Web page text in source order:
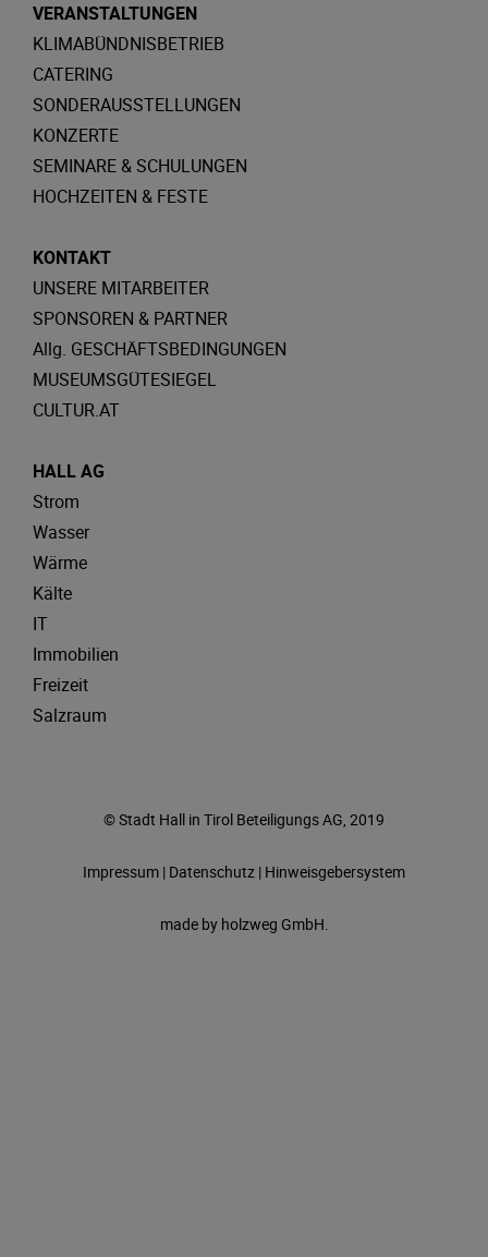
VERANSTALTUNGEN
KLIMABÜNDNISBETRIEB
CATERING
SONDERAUSSTELLUNGEN
KONZERTE
SEMINARE & SCHULUNGEN
HOCHZEITEN & FESTE
KONTAKT
UNSERE MITARBEITER
SPONSOREN & PARTNER
Allg. GESCHÄFTSBEDINGUNGEN
MUSEUMSGÜTESIEGEL
CULTUR.AT
HALL AG
Strom
Wasser
Wärme
Kälte
IT
Immobilien
Freizeit
Salzraum
© Stadt Hall in Tirol Beteiligungs AG, 2019
Impressum | Datenschutz | Hinweisgebersystem
made by holzweg GmbH.